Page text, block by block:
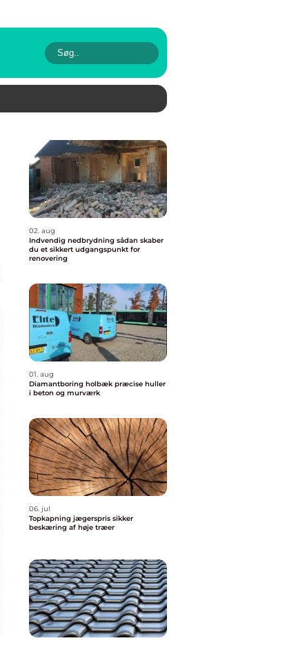
02. aug
Indvendig nedbrydning sådan skaber
du et sikkert udgangspunkt for
renovering
01. aug
Diamantboring holbæk præcise huller
i beton og murværk
06. jul
Topkapning jægerspris sikker
beskæring af høje træer